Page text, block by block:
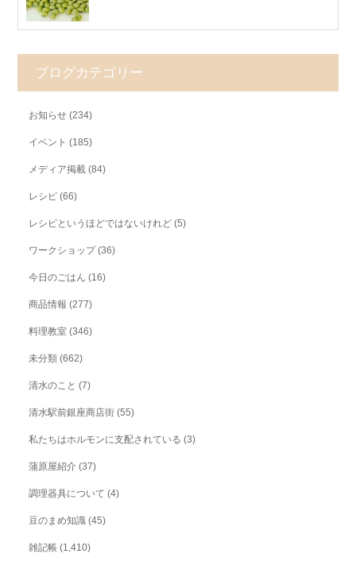
ブログカテゴリー
お知らせ (234)
イベント (185)
メディア掲載 (84)
レシピ (66)
レシピというほどではないけれど (5)
ワークショップ(36)
今日のごはん (16)
商品情報 (277)
料理教室 (346)
未分類 (662)
清水のこと (7)
清水駅前銀座商店街 (55)
私たちはホルモンに支配されている (3)
蒲原屋紹介 (37)
調理器具について (4)
豆のまめ知識 (45)
雑記帳 (1,410)